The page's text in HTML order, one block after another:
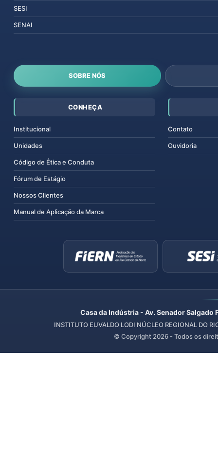
SESI
SENAI
SOBRE NÓS
CONHEÇA
Institucional
Unidades
Código de Ética e Conduta
Fórum de Estágio
Nossos Clientes
Manual de Aplicação da Marca
Contato
Ouvidoria
Casa da Indústria - Av. Senador
INSTITUTO EUVALDO LODI NÚCLEO REGIONAL DO
© Copyright 2026 - Todos os